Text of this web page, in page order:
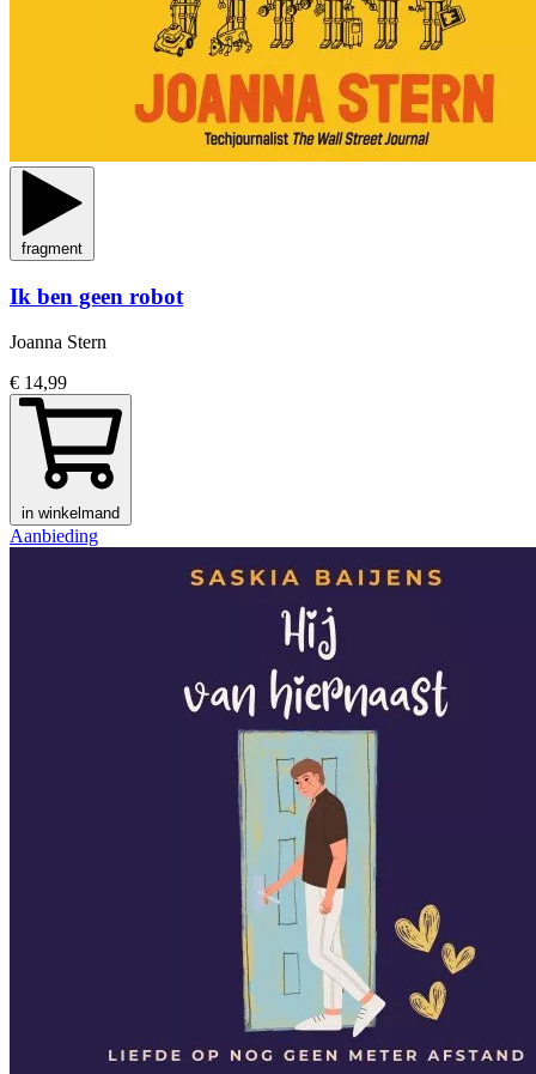
fragment
Ik ben geen robot
Joanna Stern
€ 14,99
in winkelmand
Aanbieding